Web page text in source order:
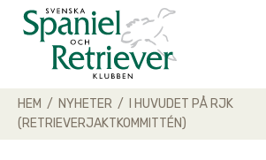
Skip
HEM / NYHETER /
I HUVUDET PÅ RJK
(RETRIEVERJAKTKOMMITTÉN)